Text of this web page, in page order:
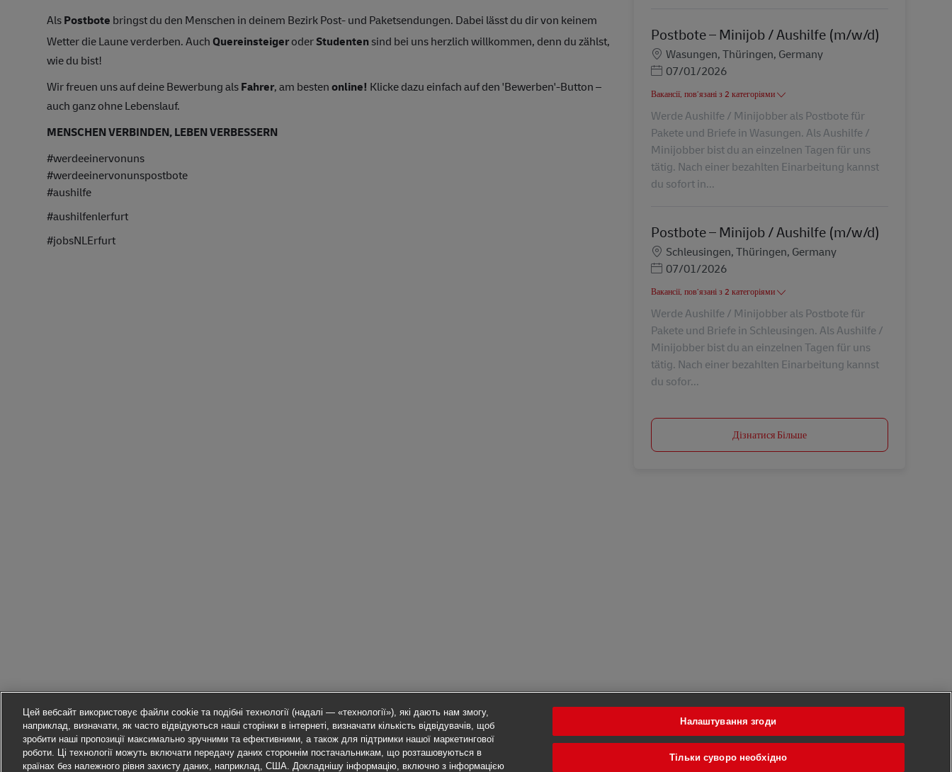
AlsPostbote bringst du den Menschen in deinem Bezirk Post- und Paketsendungen. Dabei lässt du dir von keinem
Wetter die Laune verderben. AuchQuereinsteigeroderStudentensind bei uns herzlich willkommen, denn du zählst,
wie du bist!
Wir freuen uns auf deine Bewerbung alsFahrer, am bestenonline! Klicke dazu einfach auf den 'Bewerben'-Button –
auch ganz ohne Lebenslauf.
MENSCHEN VERBINDEN, LEBEN VERBESSERN
#werdeeinervonuns
#werdeeinervonunspostbote
#aushilfe
#aushilfenlerfurt
#jobsNLErfurt
Postbote – Minijob / Aushilfe (m/w/d)
Місцезнаходження
Wasungen, Thüringen, Germany
Posted Date
07/01/2026
Вакансії, пов’язані з 2 категоріями
Werde Aushilfe / Minijobber als Postbote für
Pakete und Briefe in Wasungen. Als Aushilfe /
Minijobber bist du an einzelnen Tagen für uns
tätig. Nach einer bezahlten Einarbeitung kannst
du sofort in...
Postbote – Minijob / Aushilfe (m/w/d)
Місцезнаходження
Schleusingen, Thüringen, Germany
Posted Date
07/01/2026
Вакансії, пов’язані з 2 категоріями
Werde Aushilfe / Minijobber als Postbote für
Pakete und Briefe in Schleusingen. Als Aushilfe /
Minijobber bist du an einzelnen Tagen für uns
tätig. Nach einer bezahlten Einarbeitung kannst
du sofor...
Дізнатися Більше
Цей вебсайт використовує файли cookie та подібні технології (надалі — «технології»), які дають нам змогу,
наприклад, визначати, як часто відвідуються наші сторінки в інтернеті, визначати кількість відвідувачів, щоб
зробити наші пропозиції максимально зручними та ефективними, а також для підтримки нашої маркетингової
роботи. Ці технології можуть включати передачу даних стороннім постачальникам, що розташовуються в
країнах без належного рівня захисту даних, наприклад, США. Докладнішу інформацію, включно з інформацією
Налаштування згоди
Тільки суворо необхідно